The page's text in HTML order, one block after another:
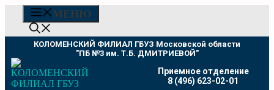
Перейти
содержимому
МЕНЮ
КОЛОМЕНСКИЙ ФИЛИАЛ ГБУЗ Московской области
"ПБ №3 им. Т.Б. ДМИТРИЕВОЙ"
Приемное отделение
8 (496) 623-02-01